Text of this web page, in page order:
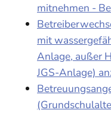
mitnehmen -
mit
Anlage, außer
JGS-Anlage)